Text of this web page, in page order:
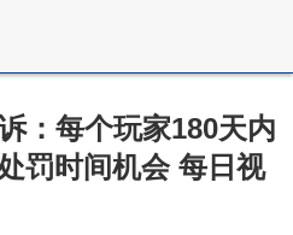
：每个玩家180天内
罚时间机会 每日视